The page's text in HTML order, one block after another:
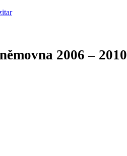
2006 – 2010